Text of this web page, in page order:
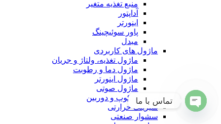
منبع تغذیه متغیر
آداپتور
اینورتر
پاور سوئیچینگ
مبدل
ماژول های کاربردی
ماژول تغذیه، ولتاژ و جریان
ماژول دما و رطوبت
ماژول اینورتر
ماژول صوتی
میکروسکوپ و دوربین
شیرینک حرارتی
سشوار صنعتی
تماس با ما